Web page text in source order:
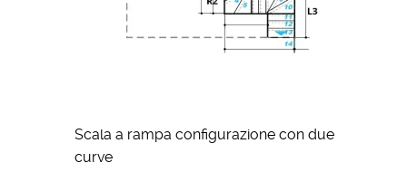
Scala a rampa configurazione con due
curve